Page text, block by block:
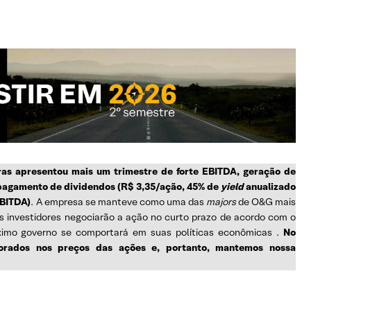
apresentou mais um trimestre de forte EBITDA, geração de
de dividendos (R$ 3,35/ação, 45% de yieldanualizado
. A empresa se manteve como uma das majorsde O&G mais
investidores negociarão a ação no curto prazo de acordo com o
governo se comportará em suas políticas econômicas . No
nos preços das ações e, portanto, mantemos nossa